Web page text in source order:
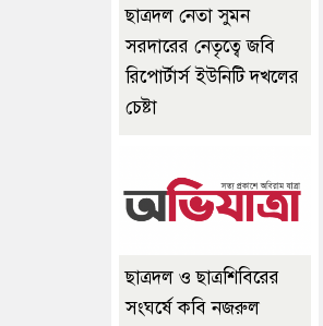
ছাত্রদল নেতা সুমন
সরদারের নেতৃত্বে জবি
রিপোর্টার্স ইউনিটি দখলের
চেষ্টা
ছাত্রদল ও ছাত্রশিবিরের
সংঘর্ষে কবি নজরুল